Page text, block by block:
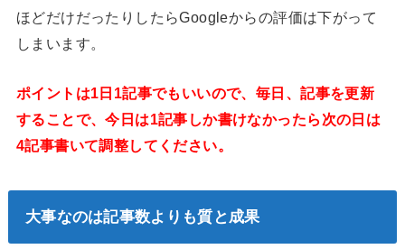
ほどだけだったりしたらGoogleからの評価は下がって
しまいます。
ポイントは1日1記事でもいいので、毎日、記事を更新
することで、今日は1記事しか書けなかったら次の日は
4記事書いて調整してください。
大事なのは記事数よりも質と成果